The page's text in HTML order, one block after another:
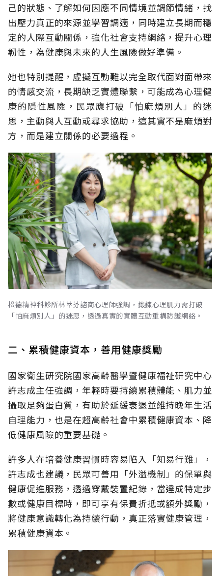
己的狀態、了解如何因應不同情境並調節情緒，找
出壓力真正的來源並學習調適，同時建立長期而穩
定的人際互動關係，強化社會支持網絡，提升心理
韌性，為健康與未來的人生風險做好準備。
她也特別提醒，虛擬互動難以完全取代面對面帶來
的情感交流，長期缺乏實體聯繫，可能成為心理健
康的隱性風險，民眾應打破「怕麻煩別人」的迷
思，主動與人互動或尋求協助，這其實不是麻煩對
方，而是建立關係的必要過程。
松德精神科診所林萃芬諮商心理師強調，鍛鍊心理肌力需打破
「怕麻煩別人」的迷思，透過真實的實體互動重構防護網絡。
二、累積健康資本，善用健康獎勵
國家衛生研究院國家高齡醫學暨健康福祉研究中心
許志成主任強調，年輕時要持續累積體能、肌力並
攝取足夠蛋白質，有助於延緩衰退並維持晚年生活
自理能力，也是在超高齡社會中累積健康資本、降
低健康風險的重要基礎。
許多人在培養健康習慣時容易陷入「知易行難」，
許志成也建議，民眾可善用「外溢機制」的保單與
健康促進服務，透過穿戴裝置紀錄，當達成特定步
數或健康目標時，即可享有保費折抵或額外獎勵，
將健康意識轉化為持續行動，真正落實健康管理，
累積健康資本。